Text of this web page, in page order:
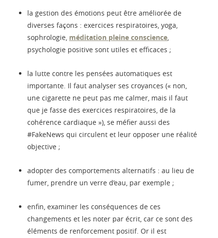
la gestion des émotions peut être améliorée de
diverses façons : exercices respiratoires, yoga,
sophrologie, méditation pleine conscience,
psychologie positive sont utiles et efficaces ;
la lutte contre les pensées automatiques est
importante. Il faut analyser ses croyances (« non,
une cigarette ne peut pas me calmer, mais il faut
que je fasse des exercices respiratoires, de la
cohérence cardiaque »), se méfier aussi des
#FakeNews qui circulent et leur opposer une réalité
objective ;
adopter des comportements alternatifs : au lieu de
fumer, prendre un verre d’eau, par exemple ;
enfin, examiner les conséquences de ces
changements et les noter par écrit, car ce sont des
éléments de renforcement positif. Or il est